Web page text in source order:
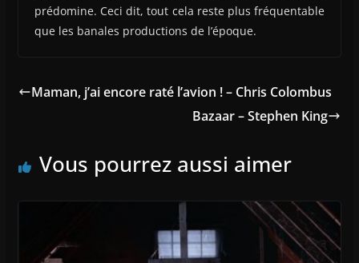
prédomine. Ceci dit, tout cela reste plus fréquentable
que les banales productions de l’époque.
Maman, j’ai encore raté l’avion ! – Chris Colombus
Bazaar – Stephen King
Vous pourrez aussi aimer